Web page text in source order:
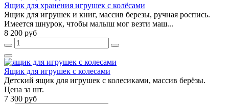
Ящик для хранения игрушек с колёсами
Ящик для игрушек и книг, массив березы, ручная роспись.
Имеется шнурок, чтобы малыш мог везти маш...
8 200 руб
Ящик для игрушек с колесами
Детский ящик для игрушек с колесиками, массив берёзы.
Цена за шт.
7 300 руб